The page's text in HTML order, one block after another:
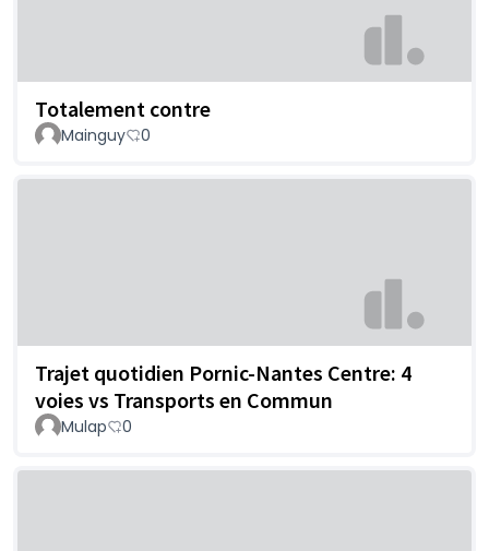
Totalement contre
Mainguy 0
Trajet quotidien Pornic-Nantes Centre: 4
voies vs Transports en Commun
Mulap 0